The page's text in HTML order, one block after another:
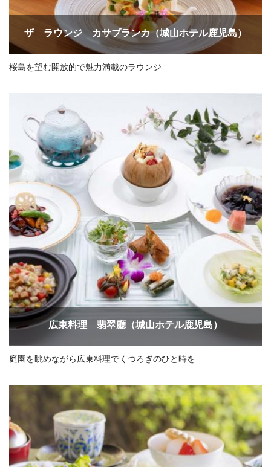
ザ ラウンジ カサブランカ（城山ホテル鹿児島）
桜島を望む開放的で魅力満載のラウンジ
広東料理 翡翠廳（城山ホテル鹿児島）
庭園を眺めながら広東料理でくつろぎのひと時を